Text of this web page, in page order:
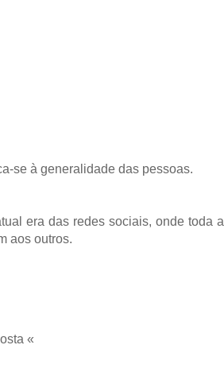
se à generalidade das pessoas.
era das redes sociais, onde toda a
aos outros.
«